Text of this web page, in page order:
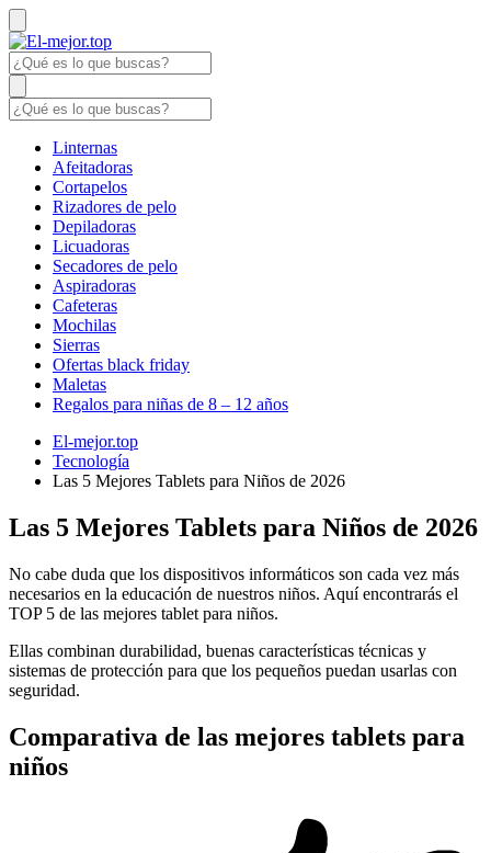
Linternas
Afeitadoras
Cortapelos
Rizadores de pelo
Depiladoras
Licuadoras
Secadores de pelo
Aspiradoras
Cafeteras
Mochilas
Sierras
Ofertas black friday
Maletas
Regalos para niñas de 8 – 12 años
El-mejor.top
Tecnología
Las 5 Mejores Tablets para Niños de 2026
Las 5 Mejores Tablets para Niños de 2026
No cabe duda que los dispositivos informáticos son cada vez más
necesarios en la educación de nuestros niños. Aquí encontrarás el
TOP 5 de las mejores tablet para niños.
Ellas combinan durabilidad, buenas características técnicas y
sistemas de protección para que los pequeños puedan usarlas con
seguridad.
Comparativa de las mejores tablets para
niños